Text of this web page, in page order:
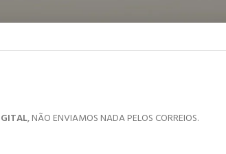
, NÃO ENVIAMOS NADA PELOS CORREIOS.